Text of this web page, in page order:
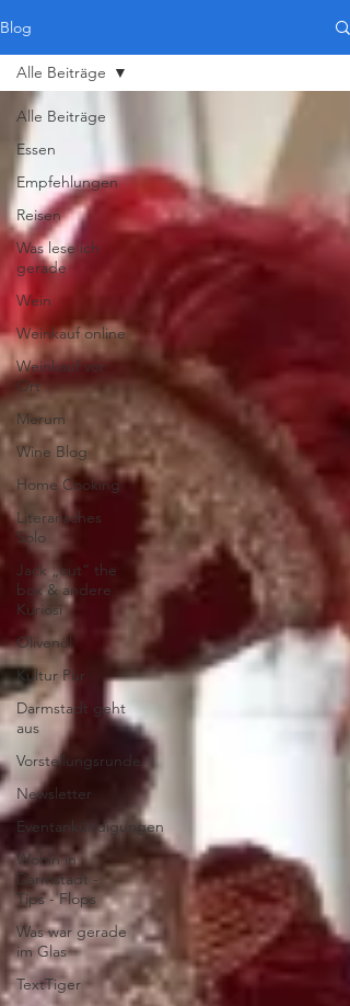
Blog
Alle Beiträge
Essen
Empfehlungen
Reisen
Was lese ich
gerade
Wein
Weinkauf online
Weinkauf vor
Ort
Merum
Wine Blog
Home Cooking
Literarisches
Solo
Jack „out“ the
box & andere
Kuriosi
Olivenöl
Kultur Pur
Darmstadt geht
aus
Vorstellungsrunde
Newsletter
Eventankündigungen
Wohin in
Darmstadt -
Tips - Flops
Was war gerade
im Glas
TextTiger
Alle Beiträge